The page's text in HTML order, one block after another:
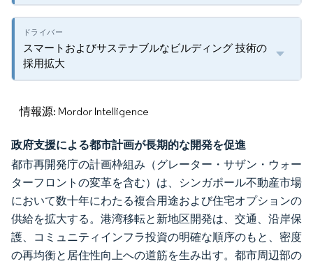
スマートおよびサステナブルなビルディング 技術の
採用拡大
情報源: Mordor Intelligence
政府支援による都市計画が長期的な開発を促進
都市再開発庁の計画枠組み（グレーター・サザン・ウォー
ターフロントの変革を含む）は、シンガポール不動産市場
において数十年にわたる複合用途および住宅オプションの
供給を拡大する。港湾移転と新地区開発は、交通、沿岸保
護、コミュニティインフラ投資の明確な順序のもと、密度
の再均衡と居住性向上への道筋を生み出す。都市周辺部の